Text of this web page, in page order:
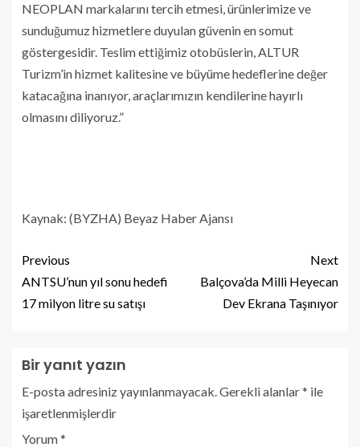
NEOPLAN markalarını tercih etmesi, ürünlerimize ve
sunduğumuz hizmetlere duyulan güvenin en somut
göstergesidir. Teslim ettiğimiz otobüslerin, ALTUR
Turizm’in hizmet kalitesine ve büyüme hedeflerine değer
katacağına inanıyor, araçlarımızın kendilerine hayırlı
olmasını diliyoruz.”
Kaynak: (BYZHA) Beyaz Haber Ajansı
Previous
ANTSU’nun yıl sonu hedefi
17 milyon litre su satışı
Next
Balçova’da Milli Heyecan
Dev Ekrana Taşınıyor
Bir yanıt yazın
E-posta adresiniz yayınlanmayacak.Gerekli alanlar* ile
işaretlenmişlerdir
Yorum*